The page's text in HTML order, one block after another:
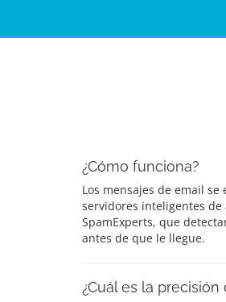
¿Cómo funciona?
Los mensajes de email
servidores inteligentes
SpamExperts, que
antes de que le llegue.
¿Cuál es la precisión